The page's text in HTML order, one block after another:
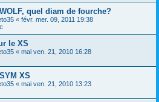
quel diam de fourche?
« févr. mer. 09, 2011 19:38
le XS
« mai ven. 21, 2010 16:28
XS
« mai ven. 21, 2010 13:23